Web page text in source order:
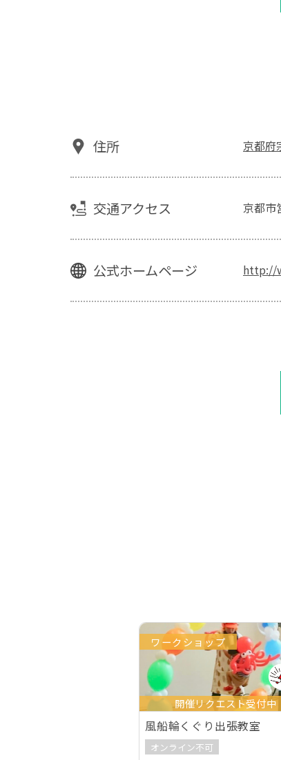
住所 京都府
交通アクセス 京都市
公式ホームページ http://
ワークショップ
開催リクエスト受付中
風船輪くぐり出張教室
オンライン不可